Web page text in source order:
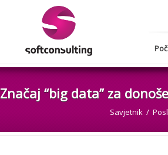
Značaj “big data” za
Savjetnik